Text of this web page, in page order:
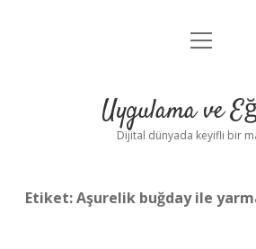
Anasayfa
Yasal Uyarı
menüyü
Uygulama ve
Dijital dünyada keyifli bir
Etiket:Aşurelik buğday ile